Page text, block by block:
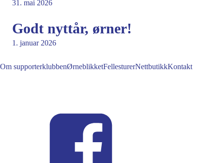
31. mai 2026
Godt nyttår, ørner!
1. januar 2026
Om supporterklubbenØrneblikketFellesturerNettbutikkKontakt